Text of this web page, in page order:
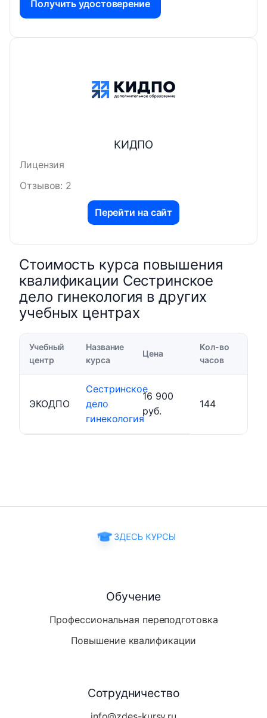
Получить удостоверение
КИДПО
Лицензия
Отзывов: 2
Перейти на сайт
Стоимость курса повышения
квалификации Сестринское
дело гинекология в других
учебных центрах
Учебный
центр
Название
курса
Цена
Кол-во
часов
ЭКОДПО
Сестринское
дело
гинекология
16 900
руб.
144
Обучение
Профессиональная переподготовка
Повышение квалификации
Сотрудничество